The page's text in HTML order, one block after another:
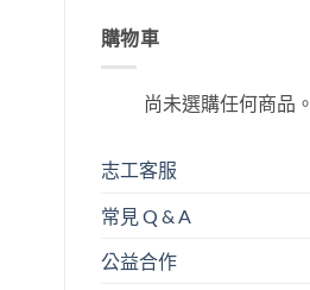
購物車
尚未選購任何商品。
志工客服
常見 Q & A
公益合作